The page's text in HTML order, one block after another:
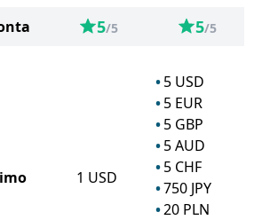
5/5 5/5
1 USD
5 USD
5 EUR
5 GBP
5 AUD
5 CHF
750 JPY
20 PLN